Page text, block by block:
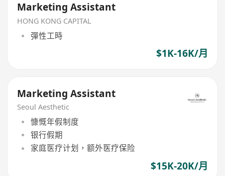
Marketing Assistant
HONG KONG CAPITAL
彈性工時
$1K-16K/月
Marketing Assistant
Seoul Aesthetic
慷慨年假制度
银行假期
家庭医疗计划，额外医疗保险
$15K-20K/月